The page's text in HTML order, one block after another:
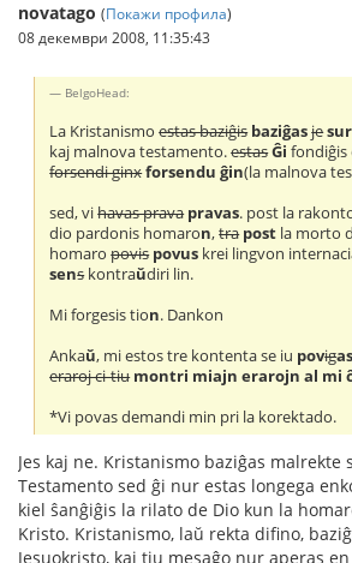
novatago (Покажи профила)
08 декември 2008, 11:35:43
BelgoHead:
La Kristanismoestas baziĝis baziĝasjesur
kaj malnova testamento.estasĜi fondiĝis
forsendi ginxforsendu ĝin(la malnova
sed, vihavas prava pravas. post la
dio pardonis homaron,tra post la morto
homaropovis povus krei lingvon
senskontraŭdiri lin.
Mi forgesis tion. Dankon
Ankaŭ, mi estos tre kontenta se iu povigas
eraroj ci-tiu montri miajn erarojn al mi
*Vi povas demandi min pri la korektado.
Jes kaj ne. Kristanismo baziĝas malrekte
Testamento sed ĝi nur estas longega
kiel ŝanĝiĝis la rilato de Dio kun la
Kristo. Kristanismo, laŭ rekta difino,
Jesuokristo, kaj tiu mesaĝo nur aperas